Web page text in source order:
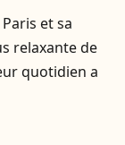
et sa
relaxante de
quotidien a